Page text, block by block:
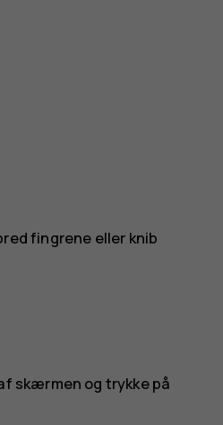
fingrene eller knib
skærmen og trykke på